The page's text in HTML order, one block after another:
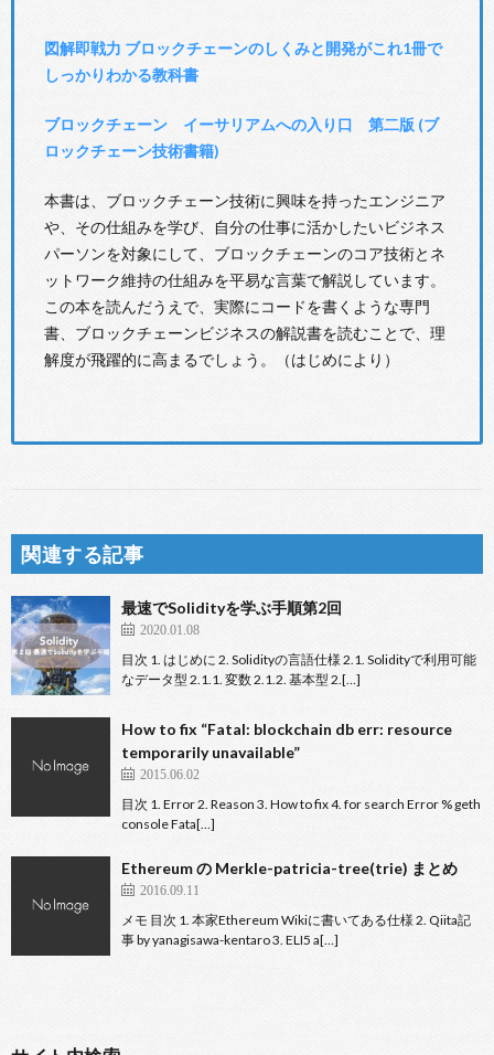
図解即戦力 ブロックチェーンのしくみと開発がこれ1冊で
しっかりわかる教科書
ブロックチェーン イーサリアムへの入り口 第二版 (ブ
ロックチェーン技術書籍)
本書は、ブロックチェーン技術に興味を持ったエンジニア
や、その仕組みを学び、自分の仕事に活かしたいビジネス
パーソンを対象にして、ブロックチェーンのコア技術とネ
ットワーク維持の仕組みを平易な言葉で解説しています。
この本を読んだうえで、実際にコードを書くような専門
書、ブロックチェーンビジネスの解説書を読むことで、理
解度が飛躍的に高まるでしょう。（はじめにより）
関連する記事
最速でSolidityを学ぶ手順第2回
2020.01.08
目次 1. はじめに 2. Solidityの言語仕様 2.1. Solidityで利用可能
なデータ型 2.1.1. 変数 2.1.2. 基本型 2.[…]
How to fix “Fatal: blockchain db err: resource
temporarily unavailable”
2015.06.02
目次 1. Error 2. Reason 3. How to fix 4. for search Error % geth
console Fata[…]
Ethereum の Merkle-patricia-tree(trie) まとめ
2016.09.11
メモ 目次 1. 本家Ethereum Wikiに書いてある仕様 2. Qiita記
事 by yanagisawa-kentaro 3. ELI5 a[…]